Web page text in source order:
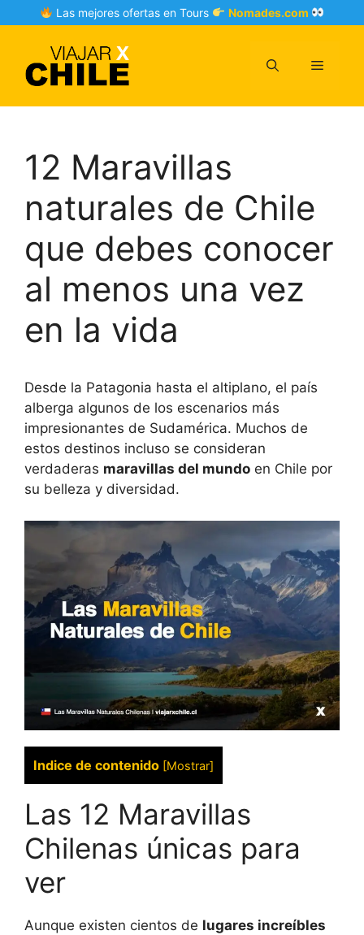
to
Las mejores ofertas en Tours Nomades.com
Menu
12 Maravillas
naturales de Chile
que debes conocer
al menos una vez
en la vida
Desde la Patagonia hasta el altiplano, el país
alberga algunos de los escenarios más
impresionantes de Sudamérica. Muchos de
estos destinos incluso se consideran
verdaderas maravillas del mundo en Chile por
su belleza y diversidad.
Indice de contenido [Mostrar]
Las 12 Maravillas
Chilenas únicas para
ver
Aunque existen cientos de lugares increíbles